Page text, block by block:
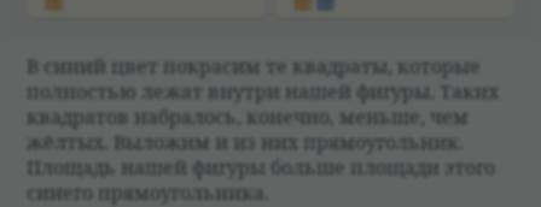
В синий цвет покра­сим те квад­раты, кото­рые
пол­но­стью лежат внутри нашей фигуры. Таких
квад­ра­тов набра­лось, конечно, меньше, чем
жёл­тых. Выложим и из них прямо­уголь­ник.
Площадь нашей фигуры больше площади этого
синего прямо­уголь­ника.